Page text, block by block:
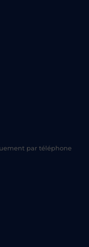
par téléphone